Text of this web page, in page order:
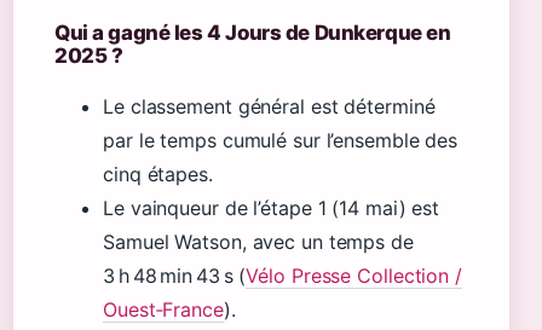
Qui a gagné les 4 Jours de Dunkerque en
2025 ?
Le classement général est déterminé
par le temps cumulé sur l’ensemble des
cinq étapes.
Le vainqueur de l’étape 1 (14 mai) est
Samuel Watson, avec un temps de
3 h 48 min 43 s (Vélo Presse Collection /
Ouest‑France).